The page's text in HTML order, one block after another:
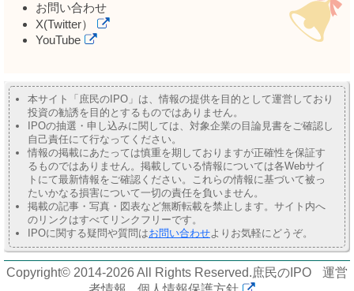
お問い合わせ
X(Twitter）
YouTube
本サイト「庶民のIPO」は、情報の提供を目的として運営しており
投資の勧誘を目的とするものではありません。
IPOの抽選・申し込みに関しては、対象企業の目論見書をご確認し
自己責任にて行なってください。
情報の掲載にあたっては慎重を期しておりますが正確性を保証す
るものではありません。掲載している情報については各Webサイ
トにて最新情報をご確認ください。これらの情報に基づいて被っ
たいかなる損害について一切の責任を負いません。
掲載の記事・写真・図表など無断転載を禁止します。サイト内へ
のリンクはすべてリンクフリーです。
IPOに関する疑問や質問はお問い合わせよりお気軽にどうぞ。
Copyright© 2014-2026 All Rights Reserved.庶民のIPO
運営